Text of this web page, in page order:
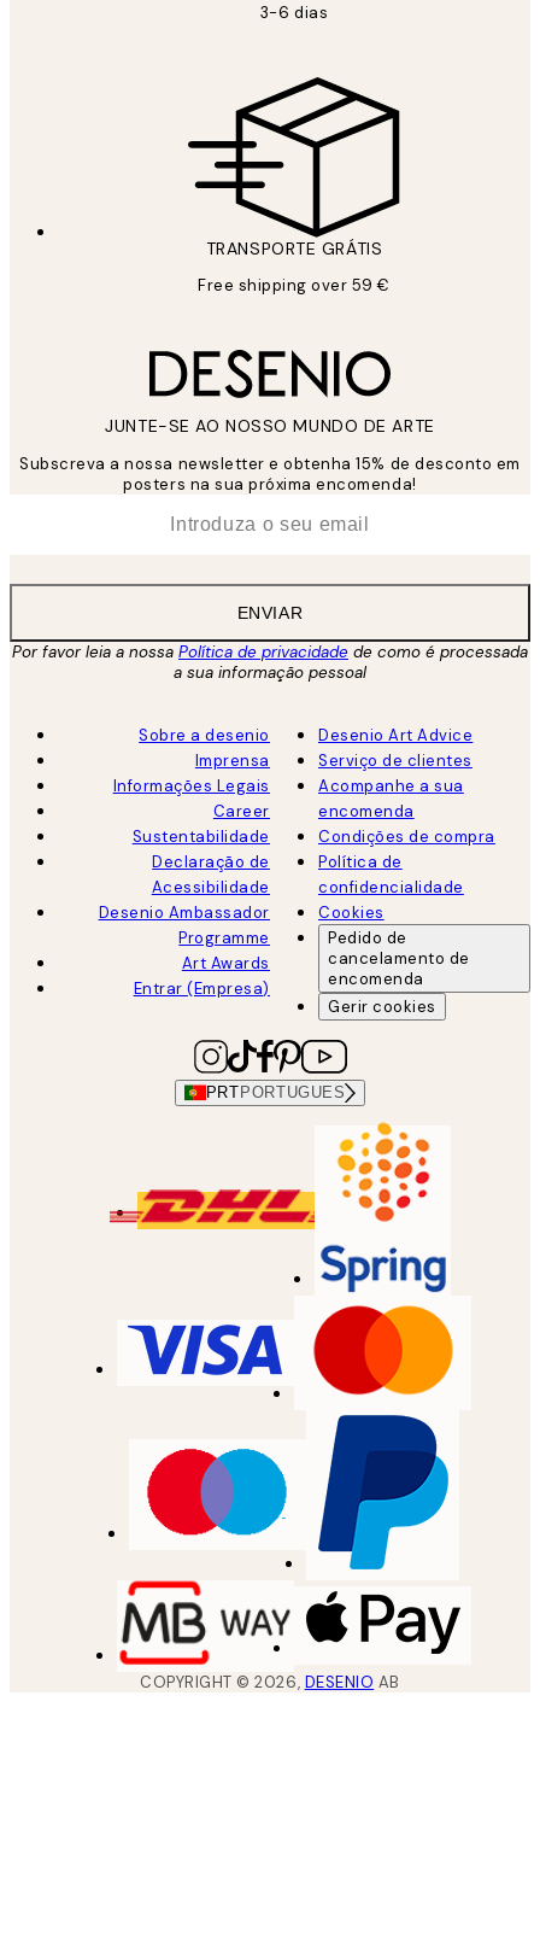
3-6 dias
TRANSPORTE GRÁTIS
Free shipping over 59 €
JUNTE-SE AO NOSSO MUNDO DE ARTE
Subscreva a nossa newsletter e obtenha 15% de desconto em
posters na sua próxima encomenda!
ENVIAR
Por favor leia a nossa Política de privacidade de como é processada
a sua informação pessoal
Sobre a desenio
Imprensa
Informações Legais
Career
Sustentabilidade
Declaração de
Acessibilidade
Desenio Ambassador
Programme
Art Awards
Entrar (Empresa)
Desenio Art Advice
Serviço de clientes
Acompanhe a sua
encomenda
Condições de compra
Política de
confidencialidade
Cookies
Pedido de
cancelamento de
encomenda
Gerir cookies
PRT PORTUGUES
COPYRIGHT ©2026, DESENIO AB